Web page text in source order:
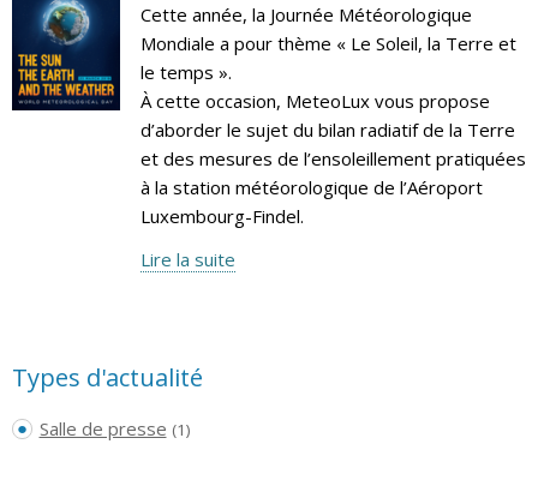
Cette année, la Journée Météorologique
Mondiale a pour thème « Le Soleil, la Terre et
le temps ».
À cette occasion, MeteoLux vous propose
d’aborder le sujet du bilan radiatif de la Terre
et des mesures de l’ensoleillement pratiquées
à la station météorologique de l’Aéroport
Luxembourg-Findel.
Lire la suite
Types d'actualité
Salle de presse (1)